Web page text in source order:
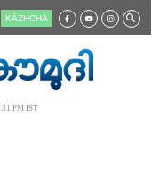
KĀZHCHA
PM IST